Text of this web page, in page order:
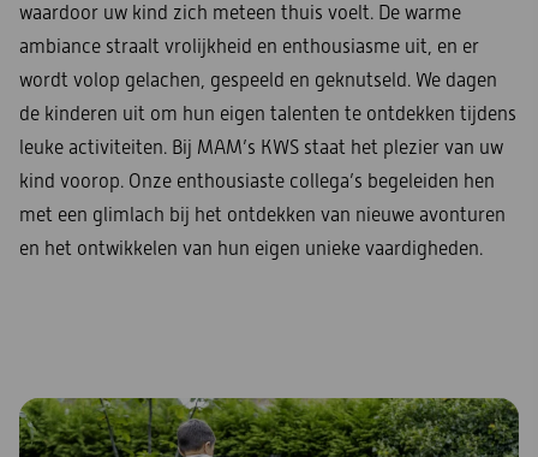
waardoor uw kind zich meteen thuis voelt. De warme
ambiance straalt vrolijkheid en enthousiasme uit, en er
wordt volop gelachen, gespeeld en geknutseld. We dagen
de kinderen uit om hun eigen talenten te ontdekken tijdens
leuke activiteiten. Bij MAM’s KWS staat het plezier van uw
kind voorop. Onze enthousiaste collega’s begeleiden hen
met een glimlach bij het ontdekken van nieuwe avonturen
en het ontwikkelen van hun eigen unieke vaardigheden.